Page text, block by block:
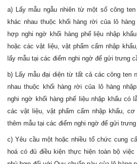
a) Lấy mẫu ngẫu nhiên từ một số công
khác nhau thuộc khối hàng rời của lô
hợp nghi ngờ khối hàng phế liệu nhập
hoặc các vật liệu, vật phẩm cấm nhập
lấy mẫu tại các điểm nghi ngờ để gửi trưng
b) Lấy mẫu đại diện từ tất cả các công ten
nhau thuộc khối hàng rời của lô hàng
nghi ngờ khối hàng phế liệu nhập khẩu có
các vật liệu, vật phẩm cấm nhập khẩu,
thêm mẫu tại các điểm nghi ngờ để gửi trưng
c) Yêu cầu một hoặc nhiều tổ chức cung
hoá có đủ điều kiện thực hiện toàn bộ